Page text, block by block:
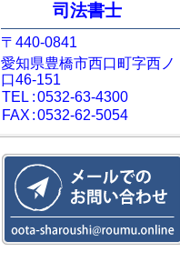
司法書士
〒440-0841
愛知県豊橋市西口町字西ノ
口46-151
TEL :0532-63-4300
FAX :0532-62-5054